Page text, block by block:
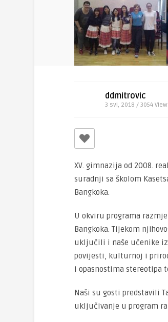
ddmitrovic
3 svi, 2018 / 3054
XV. gimnazija od 2008.
suradnji sa školom
Bangkoka.
U okviru programa
Bangkoka. Tijekom
uključili i naše učenike iz
povijesti, kulturnoj i
i opasnostima stereotipa
Naši su gosti predstavili
uključivanje u program